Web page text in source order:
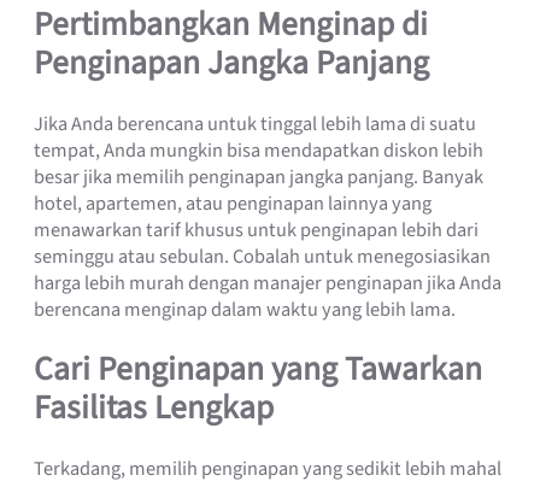
Pertimbangkan Menginap di
Penginapan Jangka Panjang
Jika Anda berencana untuk tinggal lebih lama di suatu
tempat, Anda mungkin bisa mendapatkan diskon lebih
besar jika memilih penginapan jangka panjang. Banyak
hotel, apartemen, atau penginapan lainnya yang
menawarkan tarif khusus untuk penginapan lebih dari
seminggu atau sebulan. Cobalah untuk menegosiasikan
harga lebih murah dengan manajer penginapan jika Anda
berencana menginap dalam waktu yang lebih lama.
Cari Penginapan yang Tawarkan
Fasilitas Lengkap
Terkadang, memilih penginapan yang sedikit lebih mahal